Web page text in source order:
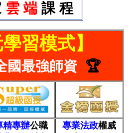
雲 端 課 程
學習模式】
國最強師資 🏆
精專辦公職
專業法政權威